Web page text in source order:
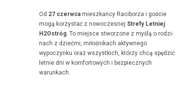
Od 27 czer­w­ca mieszkań­cy Raci­borza i goś­cie
mogą korzys­tać z nowoczes­nej Stre­fy Let­niej
H2Ostróg. To miejsce stwor­zone z myślą o rodz­i­
nach z dzieć­mi, miłośnikach akty­wnego
wypoczynku oraz wszys­t­kich, którzy chcą spędz­ić
let­nie dni w kom­for­towych i bez­piecznych
warunkach.